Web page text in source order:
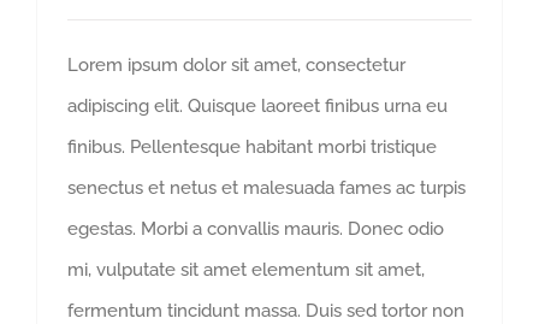
Lorem ipsum dolor sit amet, consectetur
adipiscing elit. Quisque laoreet finibus urna eu
finibus. Pellentesque habitant morbi tristique
senectus et netus et malesuada fames ac turpis
egestas. Morbi a convallis mauris. Donec odio
mi, vulputate sit amet elementum sit amet,
fermentum tincidunt massa. Duis sed tortor non